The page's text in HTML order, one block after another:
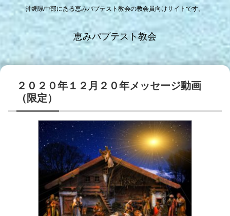
沖縄県中部にある恵みバプテスト教会の教会員向けサイトです。
恵みバプテスト教会
２０２０年１２月２０年メッセージ動画
（限定）